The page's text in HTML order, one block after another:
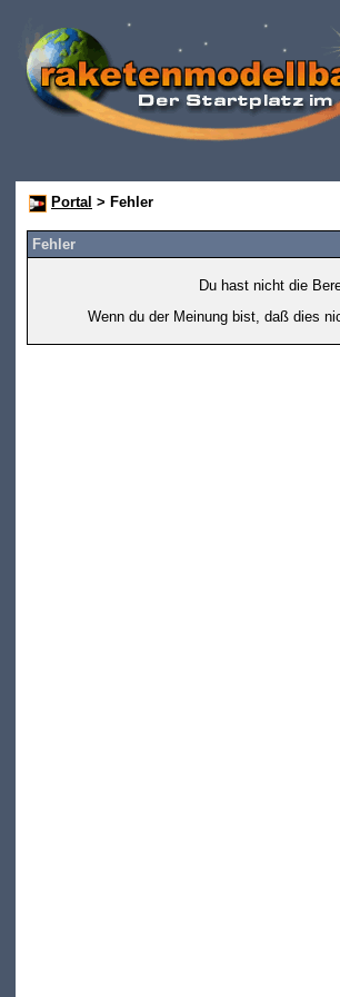
Portal > Fehler
Fehler
Du hast nicht die
Wenn du der Meinung bist, daß dies